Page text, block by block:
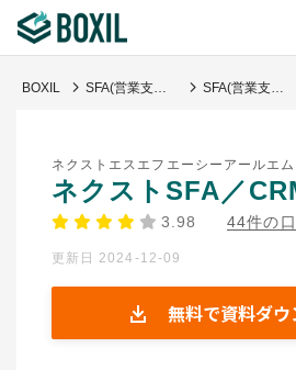
診断から探す(β版)
BOXILの使い方ガイド
BOXIL SFA(営業支援)ツール比較おすすめ21選｜タイプ別と選び方 SFA(営業支援システム)
ネクストエスエフエーシーアールエム
ネクストSFA／
3.98 44件の口
更新日 2024-12-09
無料で資料ダウ